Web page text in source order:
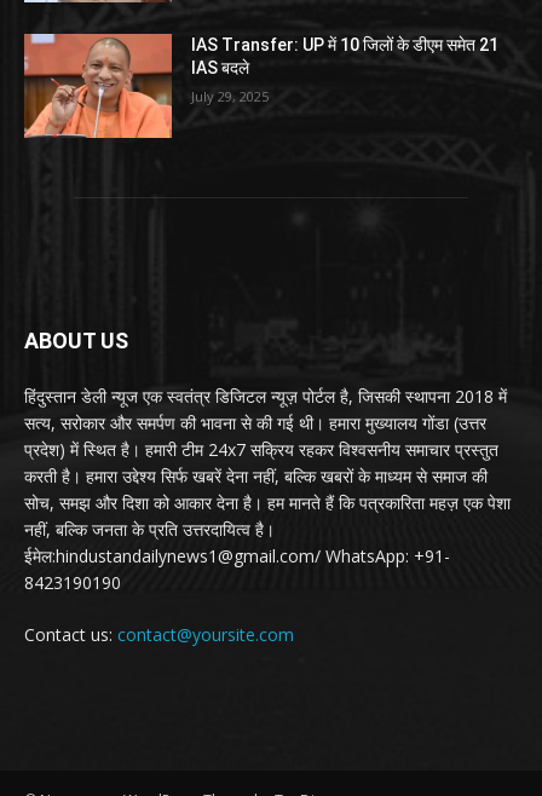
IAS Transfer: UP में 10 जिलों के डीएम समेत 21
IAS बदले
July 29, 2025
ABOUT US
हिंदुस्तान डेली न्यूज एक स्वतंत्र डिजिटल न्यूज़ पोर्टल है, जिसकी स्थापना 2018 में
सत्य, सरोकार और समर्पण की भावना से की गई थी। हमारा मुख्यालय गोंडा (उत्तर
प्रदेश) में स्थित है। हमारी टीम 24x7 सक्रिय रहकर विश्वसनीय समाचार प्रस्तुत
करती है। हमारा उद्देश्य सिर्फ खबरें देना नहीं, बल्कि खबरों के माध्यम से समाज की
सोच, समझ और दिशा को आकार देना है। हम मानते हैं कि पत्रकारिता महज़ एक पेशा
नहीं, बल्कि जनता के प्रति उत्तरदायित्व है।
ईमेल:hindustandailynews1@gmail.com/ WhatsApp: +91-
8423190190
Contact us: contact@yoursite.com